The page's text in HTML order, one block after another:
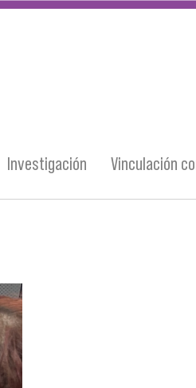
Investigación Vinculación